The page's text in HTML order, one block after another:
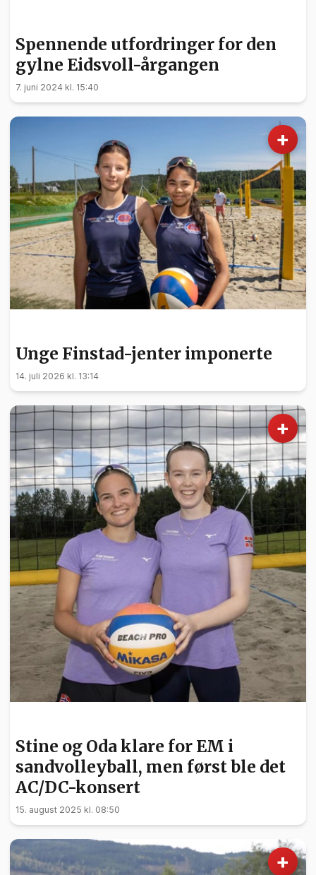
Spennende utfordringer for den
gylne Eidsvoll-årgangen
7. juni 2024 kl. 15:40
+
Unge Finstad-jenter imponerte
14. juli 2026 kl. 13:14
+
Stine og Oda klare for EM i
sandvolleyball, men først ble det
AC/DC-konsert
15. august 2025 kl. 08:50
+